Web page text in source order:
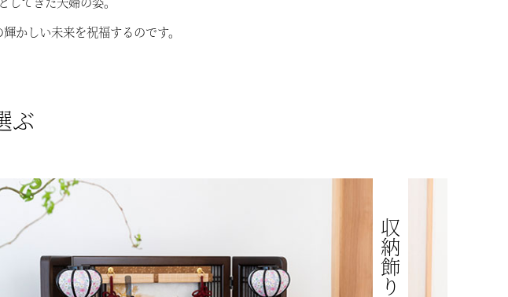
かしい未来を祝福するのです。
ぶ
収納飾り